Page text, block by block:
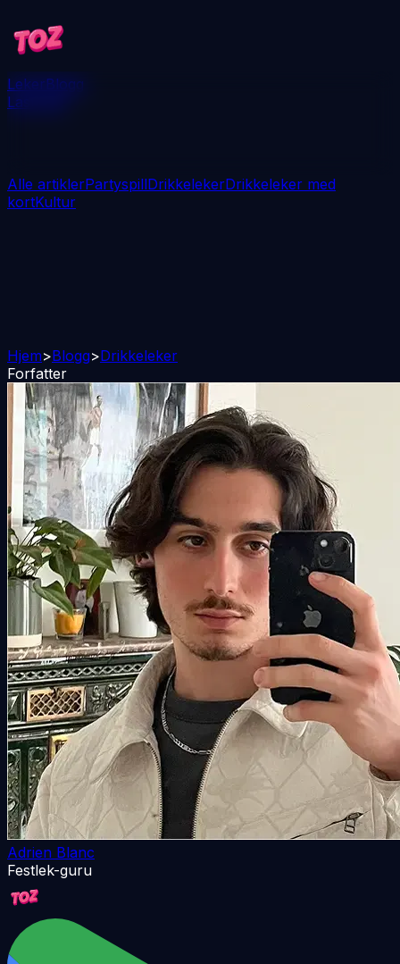
LekerBlogg
Last ned
Alle artiklerPartyspillDrikkelekerDrikkeleker med
kortKultur
Hjem>Blogg>Drikkeleker
Forfatter
Adrien Blanc
Festlek-guru